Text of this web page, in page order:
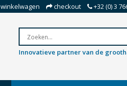
winkelwagen checkout +32 (0) 3
Innovatieve partner van de